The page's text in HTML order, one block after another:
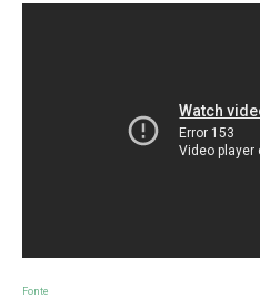
Fonte